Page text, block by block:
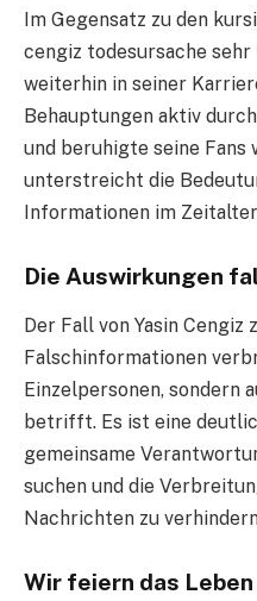
Im Gegensatz zu den
cengiz todesursache
weiterhin in seiner
Behauptungen aktiv
und beruhigte seine
unterstreicht die
Informationen im
Die Auswirkungen
Der Fall von Yasin
Falschinformationen
Einzelpersonen, sondern
betrifft. Es ist eine
gemeinsame
suchen und die
Nachrichten zu
Wir feiern das